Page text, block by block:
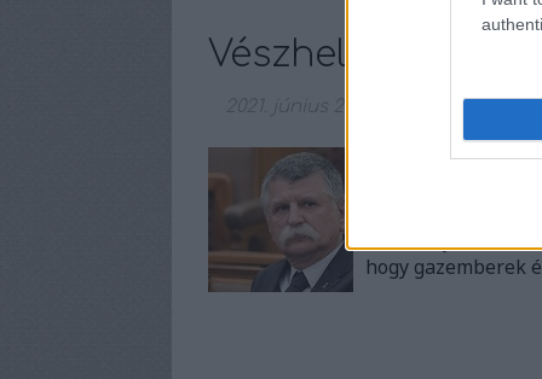
Vészhelyzet,
2021. június 24.
A haza új bölcse,
szabadon
hogy gazemberek